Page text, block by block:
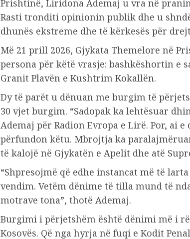
Prishtinë, Liridona Ademaj u vra në
Rasti tronditi opinionin publik dhe u
dhunës ekstreme dhe të kërkesës për
Më 21 prill 2026, Gjykata Themelore në
persona për këtë vrasje: bashkëshortin e
Granit Plavën e Kushtrim Kokallën.
Dy të parët u dënuan me burgim të
30 vjet burgim. “Sadopak ka lehtësuar
Ademaj për Radion Evropa e Lirë. Por, ai
përfundon këtu. Mbrojtja ka
të kalojë në Gjykatën e Apelit dhe atë
“Shpresojmë që edhe instancat më të
vendim. Vetëm dënime të tilla mund të
motrave tona”, thotë Ademaj.
Burgimi i përjetshëm është dënimi më i
Kosovës. Që nga hyrja në fuqi e Kodit